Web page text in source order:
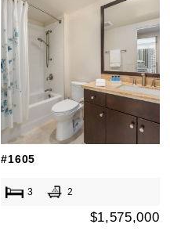
#1605
3 2
$1,575,000